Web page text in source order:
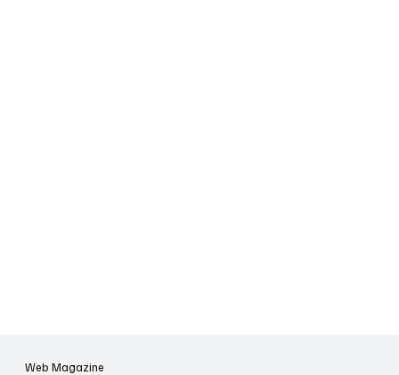
Web Magazine